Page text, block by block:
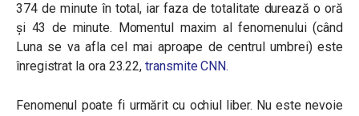
374 de minute în total, iar faza de totalitate durează o oră
şi 43 de minute. Momentul maxim al fenomenului (când
Luna se va afla cel mai aproape de centrul umbrei) este
înregistrat la ora 23.22,transmite CNN.
Fenomenul poate fi urmărit cu ochiul liber. Nu este nevoie